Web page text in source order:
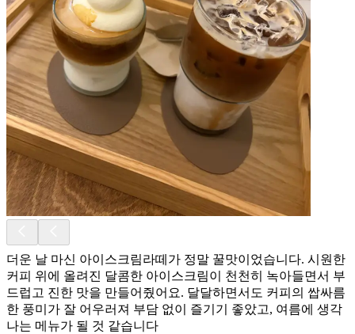
더운 날 마신 아이스크림라떼가 정말 꿀맛이었습니다. 시원한
커피 위에 올려진 달콤한 아이스크림이 천천히 녹아들면서 부
드럽고 진한 맛을 만들어줬어요. 달달하면서도 커피의 쌉싸름
한 풍미가 잘 어우러져 부담 없이 즐기기 좋았고, 여름에 생각
나는 메뉴가 될 것 같습니다